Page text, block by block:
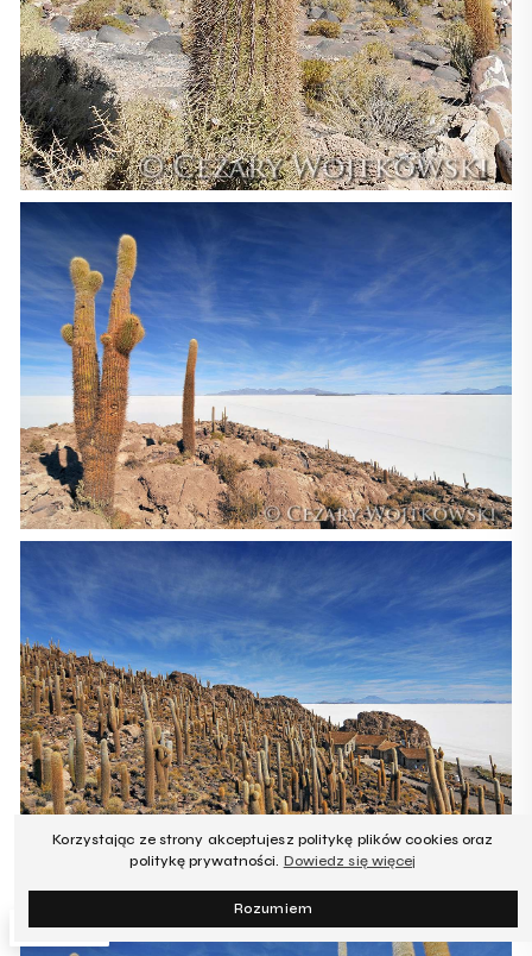
PL
Korzystając ze strony akceptujesz politykę plików cookies oraz
politykę prywatności. Dowiedz się więcej
Rozumiem